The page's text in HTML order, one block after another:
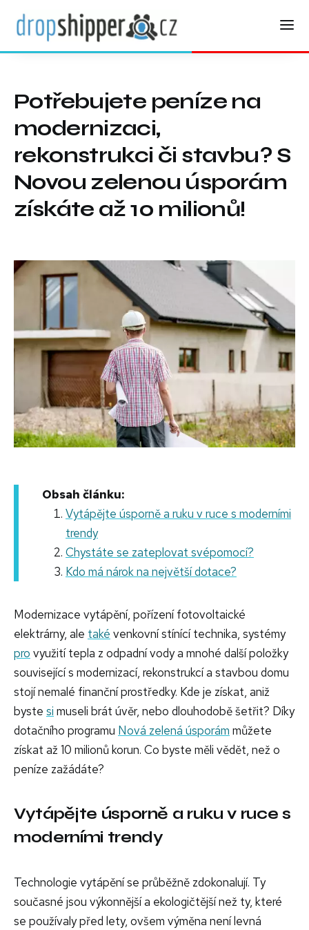
Potřebujete peníze na
modernizaci,
rekonstrukci či stavbu? S
Novou zelenou úsporám
získáte až 10 milionů!
Obsah článku:
Vytápějte úsporně a ruku v ruce s moderními
trendy
Chystáte se zateplovat svépomocí?
Kdo má nárok na největší dotace?
Modernizace vytápění, pořízení fotovoltaické
elektrárny, ale také venkovní stínící technika, systémy
pro využití tepla z odpadní vody a mnohé další položky
související s modernizací, rekonstrukcí a stavbou domu
stojí nemalé finanční prostředky. Kde je získat, aniž
byste si museli brát úvěr, nebo dlouhodobě šetřit? Díky
dotačního programu Nová zelená úsporám můžete
získat až 10 milionů korun. Co byste měli vědět, než o
peníze zažádáte?
Vytápějte úsporně a ruku v ruce s
moderními trendy
Technologie vytápění se průběžně zdokonalují. Ty
současné jsou výkonnější a ekologičtější než ty, které
se používaly před lety, ovšem výměna není levná